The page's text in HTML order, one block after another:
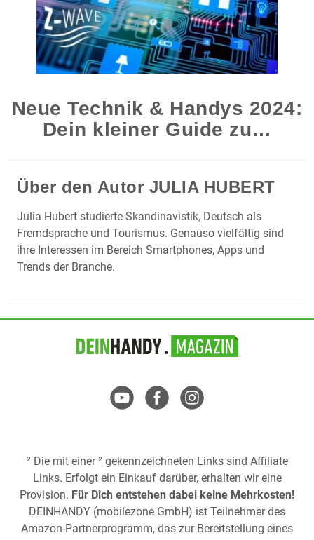
Neue Technik & Handys 2024:
Dein kleiner Guide zu…
Über den Autor JULIA HUBERT
Julia Hubert studierte Skandinavistik, Deutsch als
Fremdsprache und Tourismus. Genauso vielfältig sind
ihre Interessen im Bereich Smartphones, Apps und
Trends der Branche.
² Die mit einer ² gekennzeichneten Links sind Affiliate
Links. Erfolgt ein Einkauf darüber, erhalten wir eine
Provision. Für Dich entstehen dabei keine Mehrkosten!
DEINHANDY (mobilezone GmbH) ist Teilnehmer des
Amazon-Partnerprogramm, das zur Bereitstellung eines